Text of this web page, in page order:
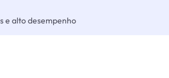
e alto desempenho